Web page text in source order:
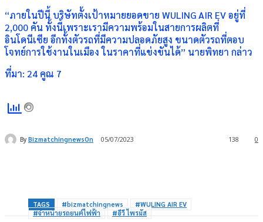
“ภายในปีนี้ บริษัทตั้งเป้าหมายยอดขาย WULING AIR EV อยู่ที่
2,000 คัน ทั้งนี้เพราะเรามีความพร้อมในสายการผลิตที่
อินโดนีเซีย อีกทั้งตัวรถที่มีความปลอดภัยสูง ขนาดตัวรถที่ตอบ
โจทย์การใช้งานในเมือง ในราคาที่แข่งขันได้” นายพิทยา กล่าว
ที่มา: 24 คูณ 7
By BizmatchingnewsOn 05/07/2023 0
138
TAGS #bizmatchingnews
#WULING AIR EV
#จำหน่ายรถยนต์ไฟฟ้า
#อีวี ไพรมัส